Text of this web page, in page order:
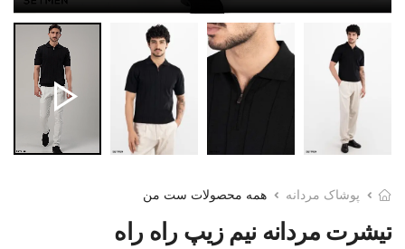
پوشاک مردانه همه محصولات ست من
تیشرت مردانه نیم زیپ راه راه